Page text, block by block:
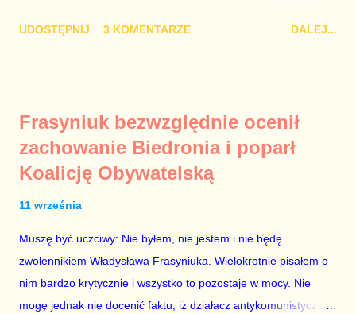
ostatecznie zniszczy niezależność sądów od woli polityków. To
Ziobro. Żenujące są tłumaczenia Dudy, że podpisał ustawy, bo
to jego ustawy. Prawda jest taka, że poprawki partii rządzącej
do tych ustaw były bardziej obszerne niż projekty ustaw
wyłącznie o jego władzę nad sądownictwem kosztem władzy
Zbigniewa Ziobry. W poprzednich ustawach Ziobro miał 100%
władzy nad sądami, a Duda 0%. W nowych ustawach Ziobro
ma 90...
UDOSTĘPNIJ 3 KOMENTARZE DALEJ...
Frasyniuk bezwzględnie ocenił
zachowanie Biedronia i poparł
Koalicję Obywatelską
11 września
Muszę być uczciwy: Nie byłem, nie jestem i nie będę
zwolennikiem Władysława Frasyniuka. Wielokrotnie pisałem o
nim bardzo krytycznie i wszystko to pozostaje w mocy. Nie
mogę jednak nie docenić faktu, iż działacz antykomunistycznej